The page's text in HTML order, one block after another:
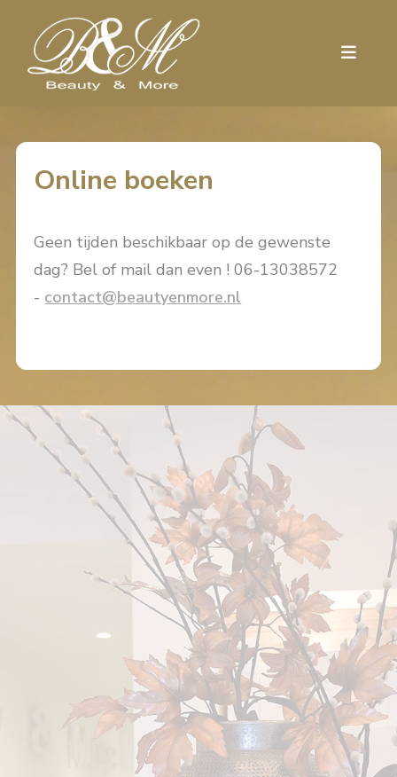
Online boeken
Geen tijden beschikbaar op de gewenste
dag? Bel of mail dan even ! 06-13038572
- contact@beautyenmore.nl